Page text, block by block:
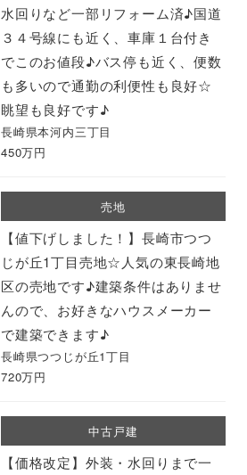
水回りなど一部リフォーム済♪国道
３４号線にも近く、車庫１台付き
でこのお値段♪バス停も近く、便数
も多いので通勤の利便性も良好☆
眺望も良好です♪
長崎県本河内三丁目
450万円
売地
【値下げしました！】長崎市つつ
じが丘1丁目売地☆人気の東長崎地
区の売地です♪建築条件はありませ
んので、お好きなハウスメーカー
で建築できます♪
長崎県つつじが丘1丁目
720万円
中古戸建
【価格改定】外装・水回りまで一